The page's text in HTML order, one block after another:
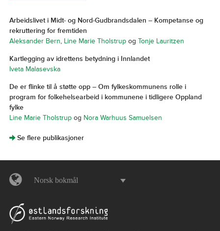
Arbeidslivet i Midt- og Nord-Gudbrandsdalen – Kompetanse og
rekruttering for fremtiden
Aleksander Bern, Line Marie Tholstrupog Tonje Lauritzen
Kartlegging av idrettens betydning i Innlandet
Iveta Malasevska
De er flinke til å støtte opp – Om fylkeskommunens rolle i
program for folkehelsearbeid i kommunene i tidligere Oppland
fylke
Line Marie Tholstrupog Nora Warhuus Samuelsen
]Se flere publikasjoner
Norsk bokmål